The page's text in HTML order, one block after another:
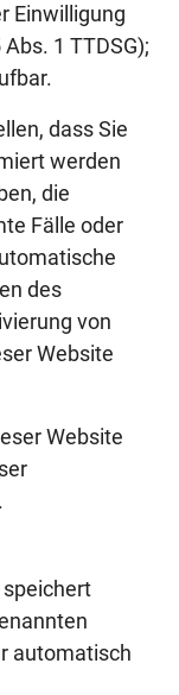
Einwilligung
1 TTDSG);
dass Sie
werden
die
Fälle oder
des
von
Website
Website
speichert
automatisch